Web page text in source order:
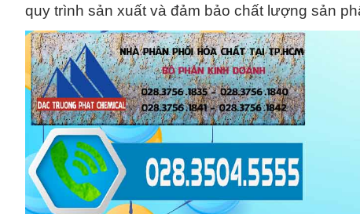
quy trình sản xuất và đảm bảo chất lượng sản